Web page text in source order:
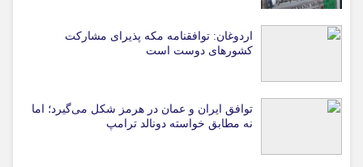
اردوغان: توافقنامه مکه پذیرای مشارکت
کشورهای دوست است
توافق ایران و عمان در هرمز شکل می‌گیرد؛ اما
نه مطابق خواسته دونالد ترامپ